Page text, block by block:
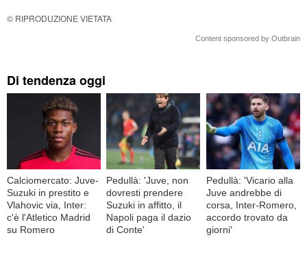
© RIPRODUZIONE VIETATA
Content sponsored by Outbrain
Di tendenza oggi
Calciomercato: Juve-
Suzuki in prestito e
Vlahovic via, Inter:
c'è l'Atletico Madrid
su Romero
Pedullà: 'Juve, non
dovresti prendere
Suzuki in affitto, il
Napoli paga il dazio
di Conte'
Pedullà: 'Vicario alla
Juve andrebbe di
corsa, Inter-Romero,
accordo trovato da
giorni'